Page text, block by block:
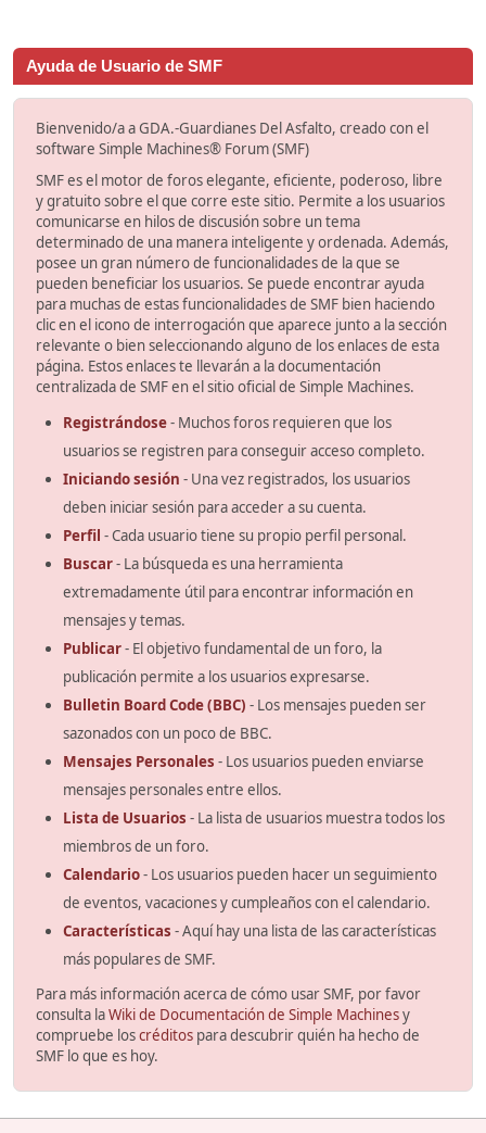
Ayuda de Usuario de SMF
Bienvenido/a a GDA.-Guardianes Del Asfalto, creado con el
software Simple Machines® Forum (SMF)
SMF es el motor de foros elegante, eficiente, poderoso, libre
y gratuito sobre el que corre este sitio. Permite a los usuarios
comunicarse en hilos de discusión sobre un tema
determinado de una manera inteligente y ordenada. Además,
posee un gran número de funcionalidades de la que se
pueden beneficiar los usuarios. Se puede encontrar ayuda
para muchas de estas funcionalidades de SMF bien haciendo
clic en el icono de interrogación que aparece junto a la sección
relevante o bien seleccionando alguno de los enlaces de esta
página. Estos enlaces te llevarán a la documentación
centralizada de SMF en el sitio oficial de Simple Machines.
Registrándose- Muchos foros requieren que los
usuarios se registren para conseguir acceso completo.
Iniciando sesión - Una vez registrados, los usuarios
deben iniciar sesión para acceder a su cuenta.
Perfil - Cada usuario tiene su propio perfil personal.
Buscar- La búsqueda es una herramienta
extremadamente útil para encontrar información en
mensajes y temas.
Publicar- El objetivo fundamental de un foro, la
publicación permite a los usuarios expresarse.
Bulletin Board Code (BBC) - Los mensajes pueden ser
sazonados con un poco de BBC.
Mensajes Personales - Los usuarios pueden enviarse
mensajes personales entre ellos.
Lista de Usuarios - La lista de usuarios muestra todos los
miembros de un foro.
Calendario- Los usuarios pueden hacer un seguimiento
de eventos, vacaciones y cumpleaños con el calendario.
Características - Aquí hay una lista de las características
más populares de SMF.
Para más información acerca de cómo usar SMF, por favor
consulta laWiki de Documentación de Simple Machinesy
compruebe loscréditos para descubrir quién ha hecho de
SMF lo que es hoy.